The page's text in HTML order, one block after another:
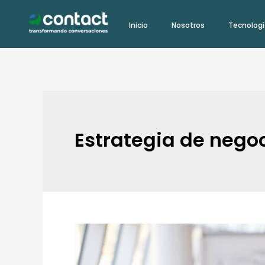
contenido
Inicio Nosotros
Estrategia de
Claves
para